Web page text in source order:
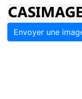
Envoyer une